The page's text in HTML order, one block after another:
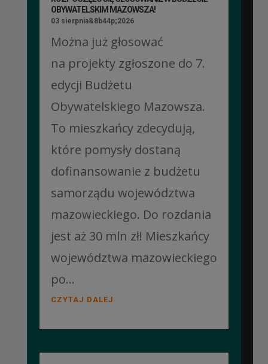
OBYWATELSKIM MAZOWSZA!
03 sierpnia&8b44p;2026
Można już głosować
na projekty zgłoszone do 7.
edycji Budżetu
Obywatelskiego Mazowsza.
To mieszkańcy zdecydują,
które pomysły dostaną
dofinansowanie z budżetu
samorządu województwa
mazowieckiego. Do rozdania
jest aż 30 mln zł! Mieszkańcy
województwa mazowieckiego
po...
CZYTAJ DALEJ